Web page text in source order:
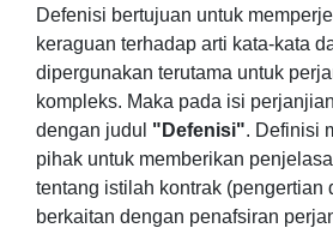
Defenisi bertujuan untuk
keraguan terhadap arti kata-kata
dipergunakan terutama untuk
kompleks. Maka pada isi
dengan judul "Defenisi". Definisi
pihak untuk memberikan
tentang istilah kontrak (pengertian
berkaitan dengan penafsiran